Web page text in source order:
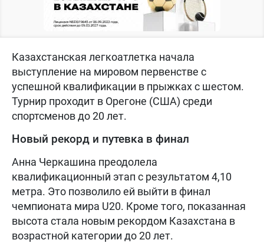
Казахстанская легкоатлетка начала
выступление на мировом первенстве с
успешной квалификации в прыжках с шестом.
Турнир проходит в Орегоне (США) среди
спортсменов до 20 лет.
Новый рекорд и путевка в финал
Анна Черкашина преодолела
квалификационный этап с результатом 4,10
метра. Это позволило ей выйти в финал
чемпионата мира U20. Кроме того, показанная
высота стала новым рекордом Казахстана в
возрастной категории до 20 лет.